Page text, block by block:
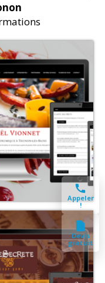
Appeler
!
Devis
gratuit